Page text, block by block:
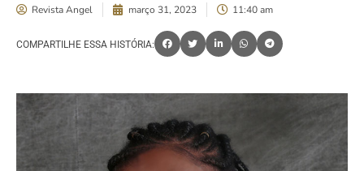
Revista Angel março 31, 2023 11:40 am
COMPARTILHE ESSA HISTÓRIA: